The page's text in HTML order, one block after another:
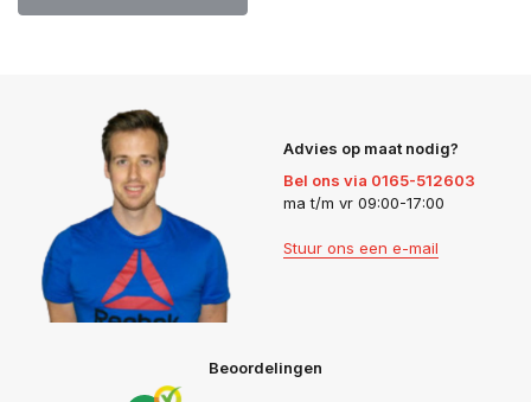
Advies op maat nodig?
Bel ons via 0165-512603
ma t/m vr 09:00-17:00
Stuur ons een e-mail
Beoordelingen